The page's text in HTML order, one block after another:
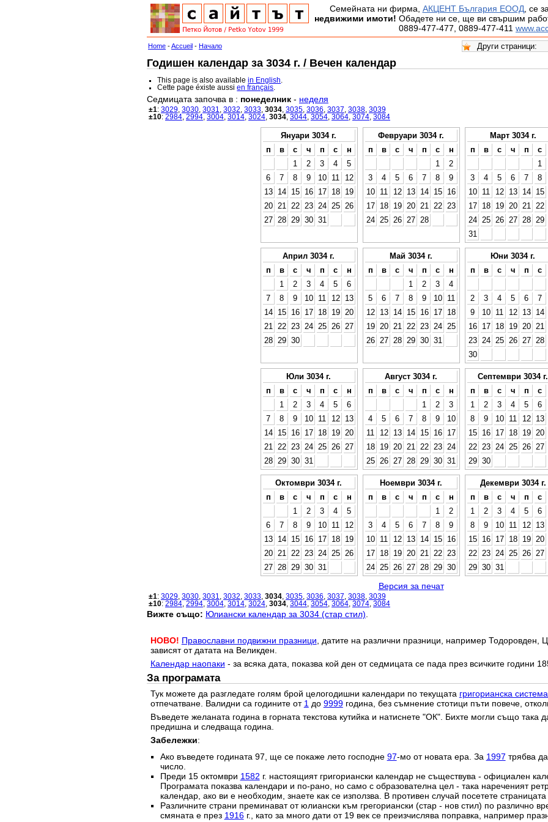
Семейната ни фирма, АКЦЕНТ България ЕООД, се
недвижими имоти! Обадете ни се, ще ви свършим
0889-477-477, 0889-477-411
Home -Accueil - Начало
Годишен календар за 3034 г. / Вечен календар
This page is also availablein English
Cette page éxiste aussien français
Седмицата започва в : понеделник - неделя
±1: 3029 3030 3031 3032 3033 3034 3035 3036 3037 3038 3039
±10: 2984 2994 3004 3014 3024 3034 3044 3054 3064 3074 3084
Януари 3034 г.
п
в с ч п с
н
1
2 3 4
5
6
7 8 9 10 11
12
13
14 15 16 17 18
19
20
21 22 23 24 25
26
27
28 29 30 31
Февруари 3034 г.
п
в с ч п с
н
1
2
3
4 5 6 7 8
9
10
11 12 13 14 15
16
17
18 19 20 21 22
23
24
25 26 27 28
Март 3034 г.
п
в с ч п с
1
3
4 5 6 7 8
10
11 12 13 14 15
17
18 19 20 21 22
24
25 26 27 28 29
31
Април 3034 г.
п
в с ч п с
н
1
2 3 4 5
6
7
8 9 10 11 12
13
14
15 16 17 18 19
20
21
22 23 24 25 26
27
28
29 30
Май 3034 г.
п
в с ч п с
н
1
2 3
4
5
6 7 8 9 10
11
12
13 14 15 16 17
18
19
20 21 22 23 24
25
26
27 28 29 30 31
Юни 3034 г.
п
в с ч п с
2
3 4 5 6 7
9
10 11 12 13 14
16
17 18 19 20 21
23
24 25 26 27 28
30
Юли 3034 г.
п
в с ч п с
н
1
2 3 4 5
6
7
8 9 10 11 12
13
14
15 16 17 18 19
20
21
22 23 24 25 26
27
28
29 30 31
Август 3034 г.
п
в с ч п с
н
1
2
3
4
5 6 7 8 9
10
11
12 13 14 15 16
17
18
19 20 21 22 23
24
25
26 27 28 29 30 31
Септември 3034 г.
п
в с ч п с
1
2 3 4 5 6
8
9 10 11 12 13
15
16 17 18 19 20
22
23 24 25 26 27
29 30
Октомври 3034 г.
п
в с ч п с
н
1
2 3 4
5
6
7 8 9 10 11
12
13
14 15 16 17 18
19
20
21 22 23 24 25
26
27
28 29 30 31
Ноември 3034 г.
п
в с ч п с
н
1
2
3
4 5 6 7 8
9
10
11 12 13 14 15
16
17
18 19 20 21 22
23
24
25 26 27 28 29 30
Декември 3034 г.
п
в с ч п с
1
2 3 4 5 6
8
9 10 11 12 13
15
16 17 18 19 20
22
23 24 25 26 27
29 30 31
Версия за печат
±1: 3029 3030 3031 3032 3033 3034 3035 3036 3037 3038 3039
±10: 2984 2994 3004 3014 3024 3034 3044 3054 3064 3074 3084
Вижте също: Юлиански календар за 3034 (стар стил)
НОВО! Православни подвижни празници , датите на различни празници, например Тодоровден,
зависят от датата на Великден.
Календар наопаки - за всяка дата, показва кой ден от седмицата се пада през всичките години
За програмата
Тук можете да разгледате голям брой целогодишни календари по текущата григорианска
отпечатване. Валидни са годините от 1до 9999година, без съмнение стотици пъти повече,
Въведете желаната година в горната текстова кутийка и натиснете "ОК". Бихте могли също така
предишна и следваща година.
Забележки:
Ако въведете годината 97, ще се покаже лето господне 97-мо от новата ера. За 1997 трябва
число.
Преди 15 октомври 1582 г. настоящият григориански календар не съществува - официален
Програмата показва календари и по-рано, но само с образователна цел - така нареченият
календар, ако ви е необходим, знаете как се използва. В противен случай посетете
Различните страни преминават от юлиански към грегориански (стар - нов стил) по различно
смяната е през 1916г., като за много дати от 19 век се преизчислява поправка, например